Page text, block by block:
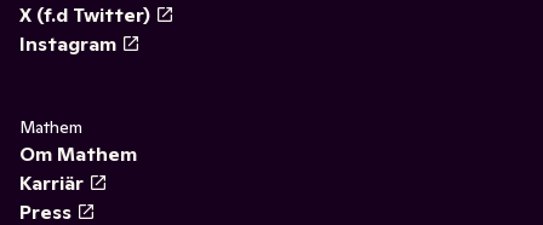
X (f.d Twitter)
Instagram
Mathem
Om Mathem
Karriär
Press